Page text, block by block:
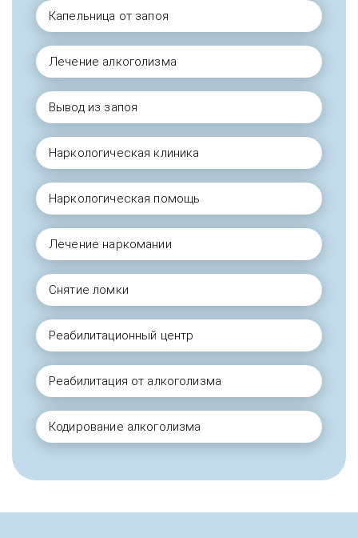
Капельница от запоя
Лечение алкоголизма
Вывод из запоя
Наркологическая клиника
Наркологическая помощь
Лечение наркомании
Снятие ломки
Реабилитационный центр
Реабилитация от алкоголизма
Кодирование алкоголизма